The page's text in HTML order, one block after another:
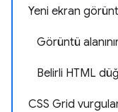
Yeni ekran
Görüntü
Belirli HTML
CSS Grid